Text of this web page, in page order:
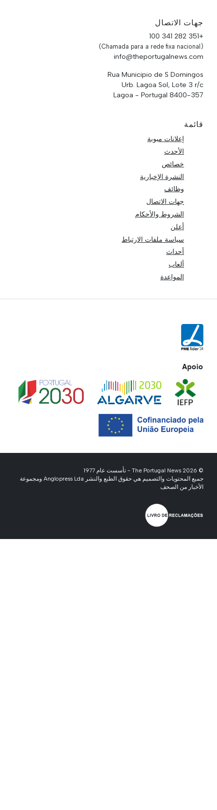
جهات الاتصال
+351 282 341 100
(Chamada para a rede fixa nacional)
info@theportugalnews.com
Rua Municipio de S Domingos
Urb. Lagoa Sol, Lote 3 r/c
8400-357 Lagoa - Portugal
قائمة
إعلانات مبوبة
الأحدث
خصائص
النشرة الإخبارية
وظائف
جهات الاتصال
الشروط والأحكام
أعلن
سياسة ملفات الارتباط
أحداث
ألعاب
المواعدة
Apoio
© 2026 The Portugal News - تأسست عام 1977
جميع المحتويات والتصميم هي حقوق الطبع والنشر Anglopress Lda ومجموعة
الأخبار من الصحف